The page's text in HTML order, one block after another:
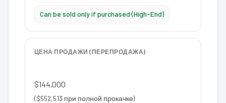
Can be sold only if purchased (High-End)
ЦЕНА ПРОДАЖИ (ПЕРЕПРОДАЖА)
$144,000
($552,513 при полной прокачке)